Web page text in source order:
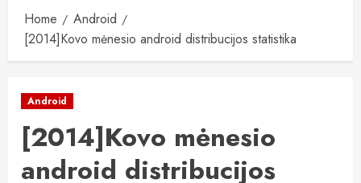
Home
Android
[2014]Kovo mėnesio android distribucijos statistika
Android
[2014]Kovo mėnesio
android distribucijos